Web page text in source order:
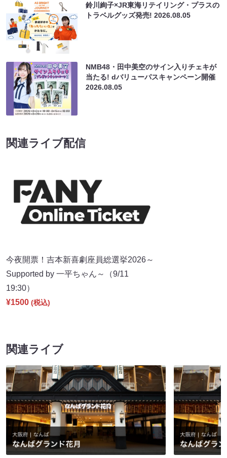
鈴川絢子×JR東海リテイリング・プラスの
トラベルグッズ発売!2026.08.05
NMB48・田中美空のサイン入りチェキが
当たる! dバリューパスキャンペーン開催
2026.08.05
関連ライブ配信
今夜開票！吉本新喜劇座員総選挙2026～
Supported by 一平ちゃん～（9/11
19:30）
¥1500 (税込)
関連ライブ